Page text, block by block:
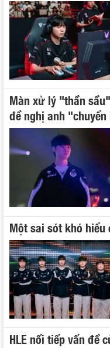
Màn xử lý "thần
đề nghị anh
Một sai sót khó hiểu
HLE nối tiếp vấn đề